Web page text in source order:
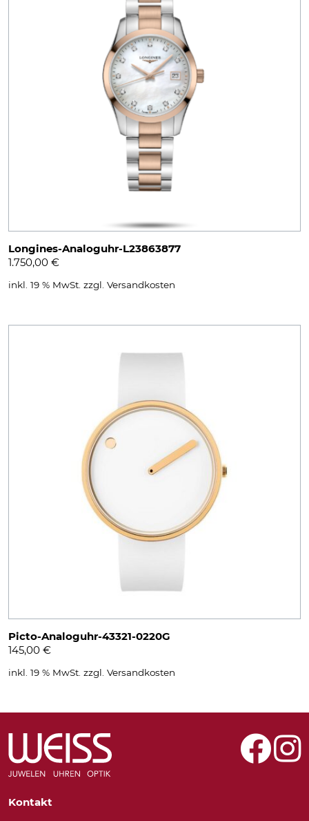
Longines-Analoguhr-L23863877
1.750,00 €
inkl. 19 % MwSt. zzgl. Versandkosten
Picto-Analoguhr-43321-0220G
145,00 €
inkl. 19 % MwSt. zzgl. Versandkosten
Kontakt